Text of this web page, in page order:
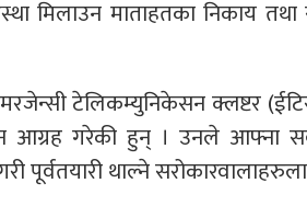
मिलाउन माताहतका निकाय तथा
टेलिकम्युनिकेसन क्लष्टर
आग्रह गरेकी हुन् । उनले आफ्ना
पूर्वतयारी थाल्ने